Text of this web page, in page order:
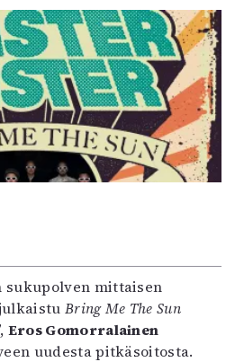
sukupolven mittaisen
Bring Me The Sun
Eros Gomorralainen
uudesta pitkäsoitosta.